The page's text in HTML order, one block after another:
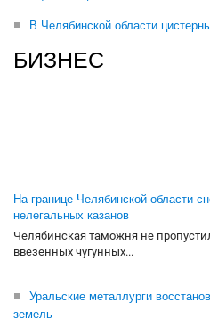
В Челябинской области
БИЗНЕС
На границе Челябинской области
нелегальных казанов
Челябинская таможня не
ввезенных чугунных...
Уральские металлурги
земель